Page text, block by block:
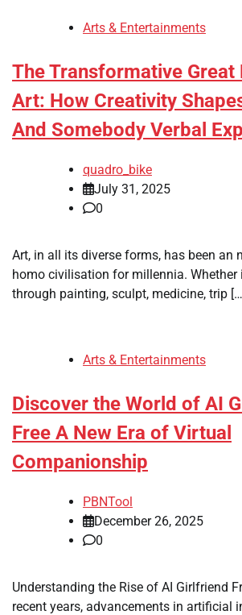
Arts & Entertainments
The Transformative Great
Art: How Creativity
And Somebody Verbal
quadro_bike
July 31, 2025
0
Art, in all its diverse forms, has been an
homo civilisation for millennia. Whether
through painting, sculpt, medicine, trip
Arts & Entertainments
Discover the World of AI
Free A New Era of Virtual
Companionship
PBNTool
December 26, 2025
0
Understanding the Rise of AI Girlfriend
recent years, advancements in artificial